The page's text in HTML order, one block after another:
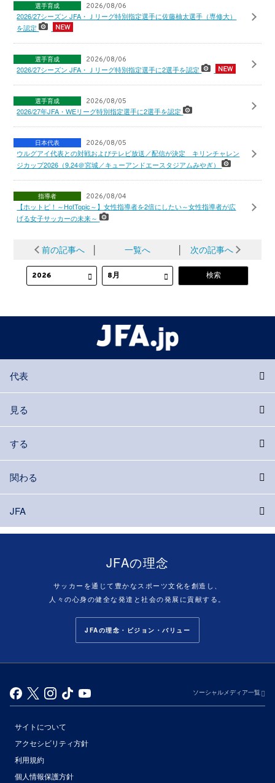
選手育成 2026/08/06
2026/27シーズン JFA・Ｊリーグ特別指定選手に佐藤柚太選手（専修大）
を認定
選手育成 2026/08/06
2026/27シーズン JFA・Ｊリーグ特別指定選手に2選手を認定
選手育成 2026/08/05
2026/27年JFA・WEリーグ特別指定選手に2選手を認定
日本代表 2026/08/05
ウルグアイ代表との対戦およびテレビ放送／配信が決定 キリンチャレン
ジカップ2026（9.24＠宮城／キューアンドエースタジアムみやぎ）
指導者 2026/08/04
【ホットピ！～HotTopic～】女性指導者を2倍にしたい～女性指導者が広
げる女子サッカーの未来～
前の記事へ │ 一覧へ │ 次の記事へ
代表
見る
する
関わる
JFA
JFAの理念
サッカーを通じて豊かなスポーツ文化を創造し、
人々の心身の健全な発達と社会の発展に貢献する。
JFAの理念・ビジョン・バリュー
ソーシャルメディア一覧
サイトについて
アクセシビリティ方針
利用規約
個人情報保護方針